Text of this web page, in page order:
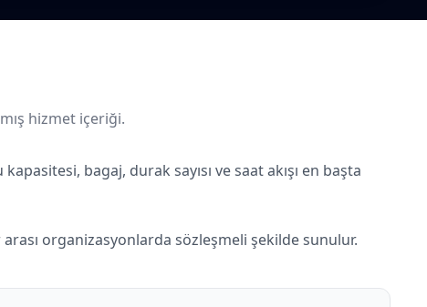
hizmet içeriği.
bagaj, durak sayısı ve saat akışı en başta
organizasyonlarda sözleşmeli şekilde sunulur.